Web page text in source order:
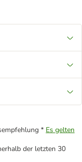
* Es gelten
der letzten 30